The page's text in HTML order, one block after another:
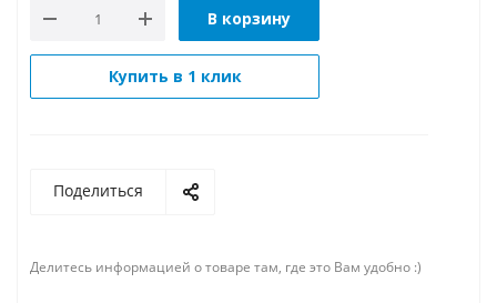
В корзину
Купить в 1 клик
Поделиться
Делитесь информацией о товаре там, где это Вам удобно :)